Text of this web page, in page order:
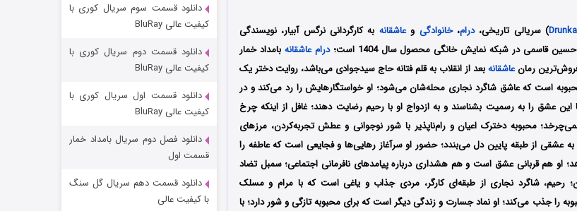
) سریالی تاریخی،درام،خانوادگی وعاشقانه به کارگردانی نرگس آبیار، نویسندگی
‌قاسمی در شبکه نمایش خانگی محصول سال 1404 است؛
درام عاشقانه بامداد خمار
رمانعاشقانهبعد از انقلاب به قلم فتانه حاج سیدجوادی می‌باشد، روایت دختر یک
محبوبه است که عاشق شاگرد نجاری محله‌شان می‌شود؛ او خواستگارهایش را رد می‌کند و در
این عشق را به رسمیت بشناسند و به ازدواج او با رحیم رضایت دهند؛ غافل از اینکه چرخ
محبوبه دخترک اعیان و رام‌ناپذیر با شور نوجوانی و عطش تجربه‌کردن، مرزهای
به عشقی از طبقه پایین دل می‌بندد؛ حضور او سرآغاز رهایی‌ها و فجایعی است که عاطفه را
او هم قربانی عشق است و هم هشداری درباره پیامدهای نافرمانی اجتماعی؛ سمبل تضاد
رحیم، شاگرد نجاری از طبقه‌ای کارگر، مردی جذاب و یاغی است که با مرام و مسلک
را جذب می‌کند؛ او نماد جسارت و زندگی دیگر است که برای محبوبه تازگی و شور دارد؛ با
شکست استوارت در نجات جهان
قسمت ۷ (زیرنویس) منتشر شد
دانلود قسمت سوم سریال کوری با
کیفیت عالی BluRay
دانلود قسمت دوم سریال کوری با
کیفیت عالی BluRay
دانلود قسمت اول سریال کوری با
کیفیت عالی BluRay
دانلود فصل دوم سریال بامداد خمار
قسمت اول
دانلود قسمت دهم سریال گل سنگ
با کیفیت عالی